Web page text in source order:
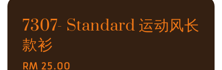
7307- Standard 运动风长
款衫
Regular
RM 25.00